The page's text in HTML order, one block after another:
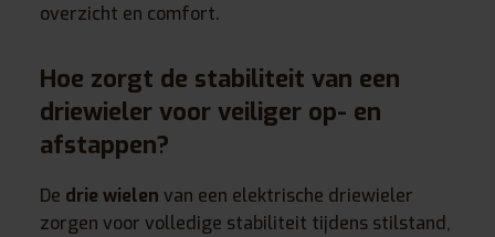
overzicht en comfort.
Hoe zorgt de stabiliteit van een
driewieler voor veiliger op- en
afstappen?
De drie wielen van een elektrische driewieler
zorgen voor volledige stabiliteit tijdens stilstand,